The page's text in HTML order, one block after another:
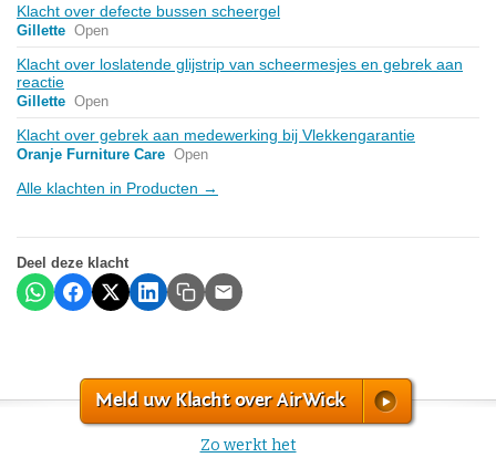
Klacht over defecte bussen scheergel
Gillette Open
Klacht over loslatende glijstrip van scheermesjes en gebrek aan
reactie
Gillette Open
Klacht over gebrek aan medewerking bij Vlekkengarantie
Oranje Furniture Care Open
Alle klachten in Producten →
Deel deze klacht
Meld uw Klacht over AirWick
Zo werkt het